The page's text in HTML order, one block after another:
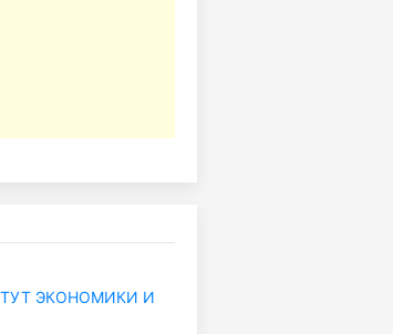
ЭКОНОМИКИ И